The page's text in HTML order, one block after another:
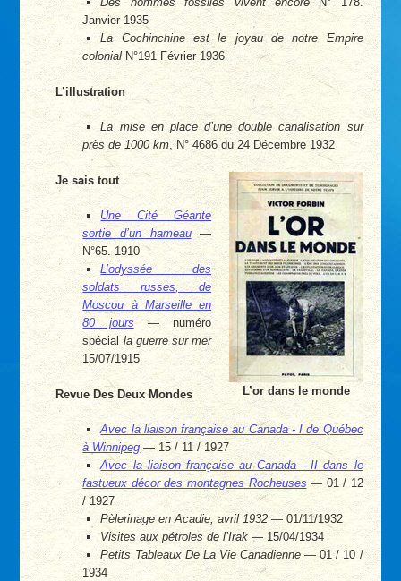
Janvier 1935
La Cochinchine est le joyau de notre Empire
colonialN°191 Février 1936
L’illustration
La mise en place d’une double canalisation sur
près de 1000 km, N° 4686 du 24 Décembre 1932
L’or dans le monde
Je sais tout
Une Cité Géante
sortie d’un hameau—
N°65. 1910
L’odyssée des
soldats russes, de
Moscou à Marseille en
80 jours— numéro
spécial la guerre sur mer
15/07/1915
Revue Des Deux Mondes
Avec la liaison française au Canada - I de Québec
à Winnipeg— 15 / 11 / 1927
Avec la liaison française au Canada - II dans le
fastueux décor des montagnes Rocheuses — 01 / 12
/ 1927
Pèlerinage en Acadie, avril 1932 — 01/11/1932
Visites aux pétroles de l’Irak — 15/04/1934
Petits Tableaux De La Vie Canadienne — 01 / 10 /
1934